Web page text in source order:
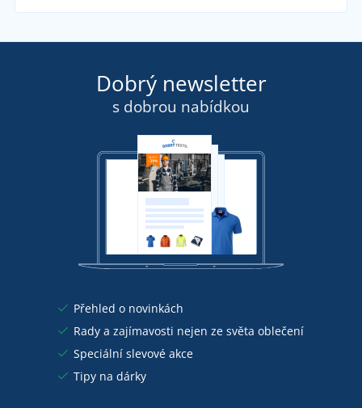
Dobrý newsletter
s dobrou nabídkou
Přehled o novinkách
Rady a zajímavosti nejen ze světa oblečení
Speciální slevové akce
Tipy na dárky